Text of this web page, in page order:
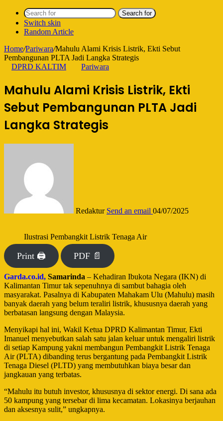
Search for
Switch skin
Random Article
Home/Pariwara/Mahulu Alami Krisis Listrik, Ekti Sebut
Pembangunan PLTA Jadi Langka Strategis
DPRD KALTIM
Pariwara
Mahulu Alami Krisis Listrik, Ekti
Sebut Pembangunan PLTA Jadi
Langka Strategis
Redaktur Send an email 04/07/2025
Ilustrasi Pembangkit Listrik Tenaga Air
Print 🖨 PDF 📄
Garda.co.id, Samarinda – Kehadiran Ibukota Negara (IKN) di
Kalimantan Timur tak sepenuhnya di sambut bahagia oleh
masyarakat. Pasalnya di Kabupaten Mahakam Ulu (Mahulu) masih
banyak daerah yang belum teraliri listrik, khususnya daerah yang
berbatasan langsung dengan Malaysia.
Menyikapi hal ini, Wakil Ketua DPRD Kalimantan Timur, Ekti
Imanuel menyebutkan salah satu jalan keluar untuk mengaliri listrik
di setiap Kampung yakni membangun Pembangkit Listrik Tenaga
Air (PLTA) dibanding terus bergantung pada Pembangkit Listrik
Tenaga Diesel (PLTD) yang membutuhkan biaya besar dan
jangkauan yang terbatas.
“Mahulu itu butuh investor, khususnya di sektor energi. Di sana ada
50 kampung yang tersebar di lima kecamatan. Lokasinya berjauhan
dan aksesnya sulit,” ungkapnya.